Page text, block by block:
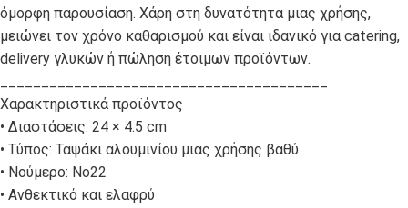
όμορφη παρουσίαση. Χάρη στη δυνατότητα μιας χρήσης,
μειώνει τον χρόνο καθαρισμού και είναι ιδανικό για catering,
delivery γλυκών ή πώληση έτοιμων προϊόντων.
Χαρακτηριστικά προϊόντος
• Διαστάσεις: 24 × 4.5 cm
• Τύπος: Ταψάκι αλουμινίου μιας χρήσης βαθύ
• Νούμερο: Νο22
• Ανθεκτικό και ελαφρύ